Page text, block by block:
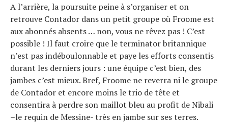
A l’arrière, la poursuite peine à s’organiser et on
retrouve Contador dans un petit groupe où Froome est
aux abonnés absents … non, vous ne rêvez pas ! C’est
possible ! Il faut croire que le terminator britannique
n’est pas indéboulonnable et paye les efforts consentis
durant les derniers jours : une équipe c’est bien, des
jambes c’est mieux. Bref, Froome ne reverra ni le groupe
de Contador et encore moins le trio de tête et
consentira à perdre son maillot bleu au profit de Nibali
–le requin de Messine- très en jambe sur ses terres.